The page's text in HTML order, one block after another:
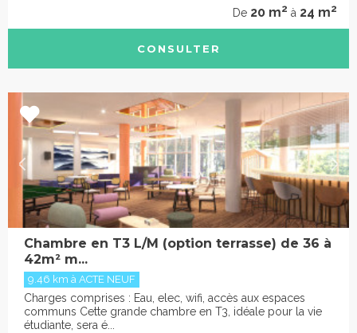
De 20 m2 à 24 m2
CONSULTER
Chambre en T3 L/M (option terrasse) de 36 à
42m² m...
9.46 km à ACTE NEUF
Charges comprises : Eau, elec, wifi, accès aux espaces
communs Cette grande chambre en T3, idéale pour la vie
étudiante, sera é...